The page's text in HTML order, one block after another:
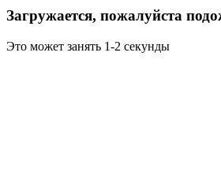
Загружается, пожалуйста
Это может занять 1-2 секунды